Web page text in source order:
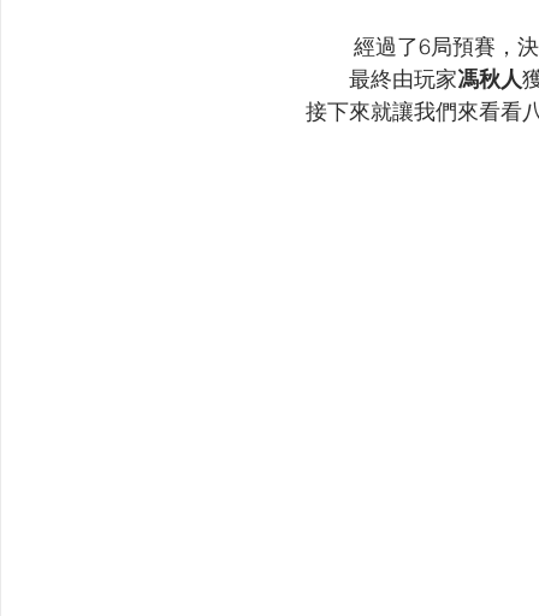
經過了6局預賽，
最終由玩家馮秋人
接下來就讓我們來看看